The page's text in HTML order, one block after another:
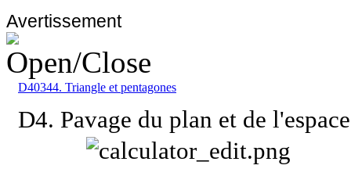
Avertissement
D40344. Triangle et pentagones
D4. Pavage du plan et de